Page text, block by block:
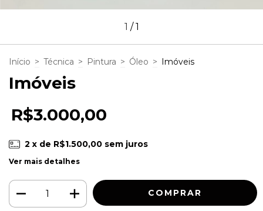
1 /1
Início > Técnica > Pintura > Óleo > Imóveis
Imóveis
R$3.000,00
2 x de R$1.500,00 sem juros
Ver mais detalhes